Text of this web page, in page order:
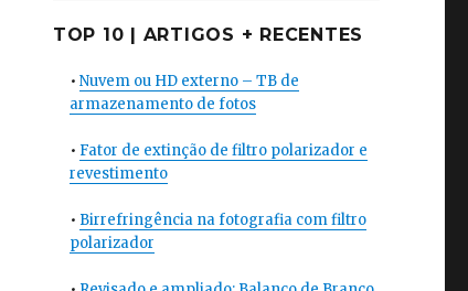
TOP 10 | ARTIGOS + RECENTES
• Nuvem ou HD externo – TB de
armazenamento de fotos
• Fator de extinção de filtro polarizador e
revestimento
• Birrefringência na fotografia com filtro
polarizador